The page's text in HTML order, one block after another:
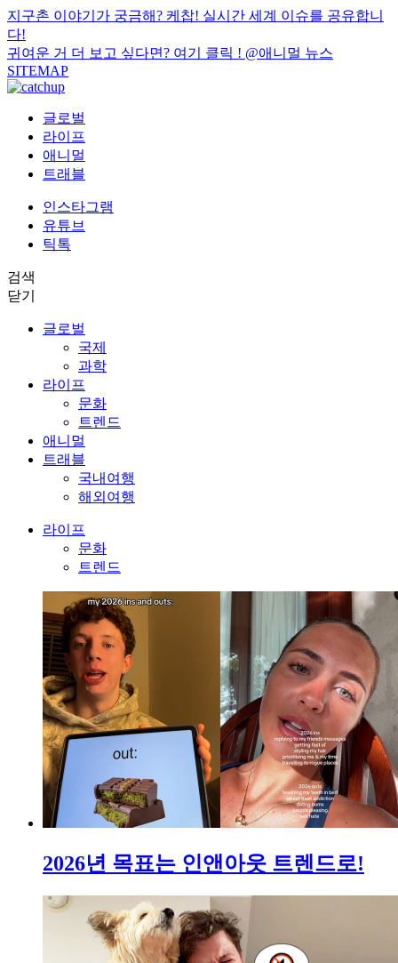
지구촌 이야기가 궁금해? 케찹! 실시간 세계 이슈를 공유합니
다!
귀여운 거 더 보고 싶다면? 여기 클릭 ! @애니멀 뉴스
SITEMAP
글로벌
라이프
애니멀
트래블
인스타그램
유튜브
틱톡
검색
닫기
글로벌
국제
과학
라이프
문화
트렌드
애니멀
트래블
국내여행
해외여행
라이프
문화
트렌드
2026년 목표는 인앤아웃 트렌드로!